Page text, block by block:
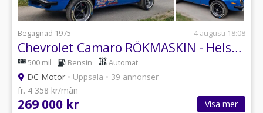
Begagnad 1975 4 augusti 18:08
Chevrolet Camaro RÖKMASKIN - Helsmidd - Påkostad - Fullfinans - Byte
500 mil Bensin Automat
DC Motor • Uppsala • 39 annonser
fr. 4 358 kr/mån
269 000 kr Visa mer